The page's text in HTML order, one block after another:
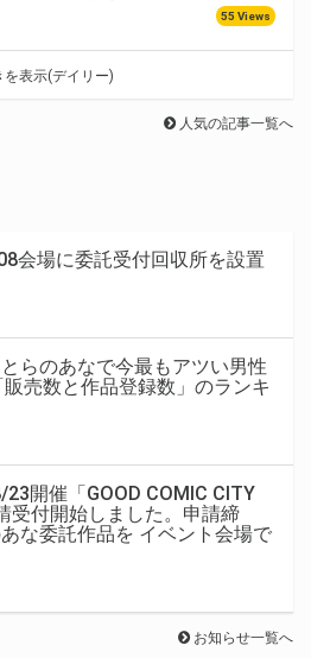
55 Views
を表示(デイリー)
人気の記事一覧へ
会場に委託受付回収所を設置
らのあなで今最もアツい男性
売数と作品登録数」のランキ
23開催「GOOD COMIC CITY
受付開始しました。申請締
な委託作品を イベント会場で
お知らせ一覧へ